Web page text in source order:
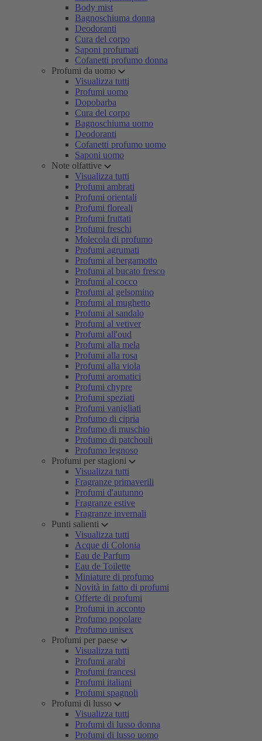
Body mist
Bagnoschiuma donna
Deodoranti
Cura del corpo
Saponi profumati
Cofanetti profumo donna
Profumi da uomo
Visualizza tutti
Profumi uomo
Dopobarba
Cura del corpo
Bagnoschiuma uomo
Deodoranti
Cofanetti profumo uomo
Saponi uomo
Note olfattive
Visualizza tutti
Profumi ambrati
Profumi orientali
Profumi floreali
Profumi fruttati
Profumi freschi
Molecola di profumo
Profumi agrumati
Profumi al bergamotto
Profumi al bucato fresco
Profumi al cocco
Profumi al gelsomino
Profumi al mughetto
Profumi al sandalo
Profumi al vetiver
Profumi all'oud
Profumi alla mela
Profumi alla rosa
Profumi alla viola
Profumi aromatici
Profumi chypre
Profumi speziati
Profumi vanigliati
Profumo di cipria
Profumo di muschio
Profumo di patchouli
Profumo legnoso
Profumi per stagioni
Visualizza tutti
Fragranze primaverili
Profumi d'autunno
Fragranze estive
Fragranze invernali
Punti salienti
Visualizza tutti
Acque di Colonia
Eau de Parfum
Eau de Toilette
Miniature di profumo
Novità in fatto di profumi
Offerte di profumi
Profumi in acconto
Profumo popolare
Profumo unisex
Profumi per paese
Visualizza tutti
Profumi arabi
Profumi francesi
Profumi italiani
Profumi spagnoli
Profumi di lusso
Visualizza tutti
Profumi di lusso donna
Profumi di lusso uomo